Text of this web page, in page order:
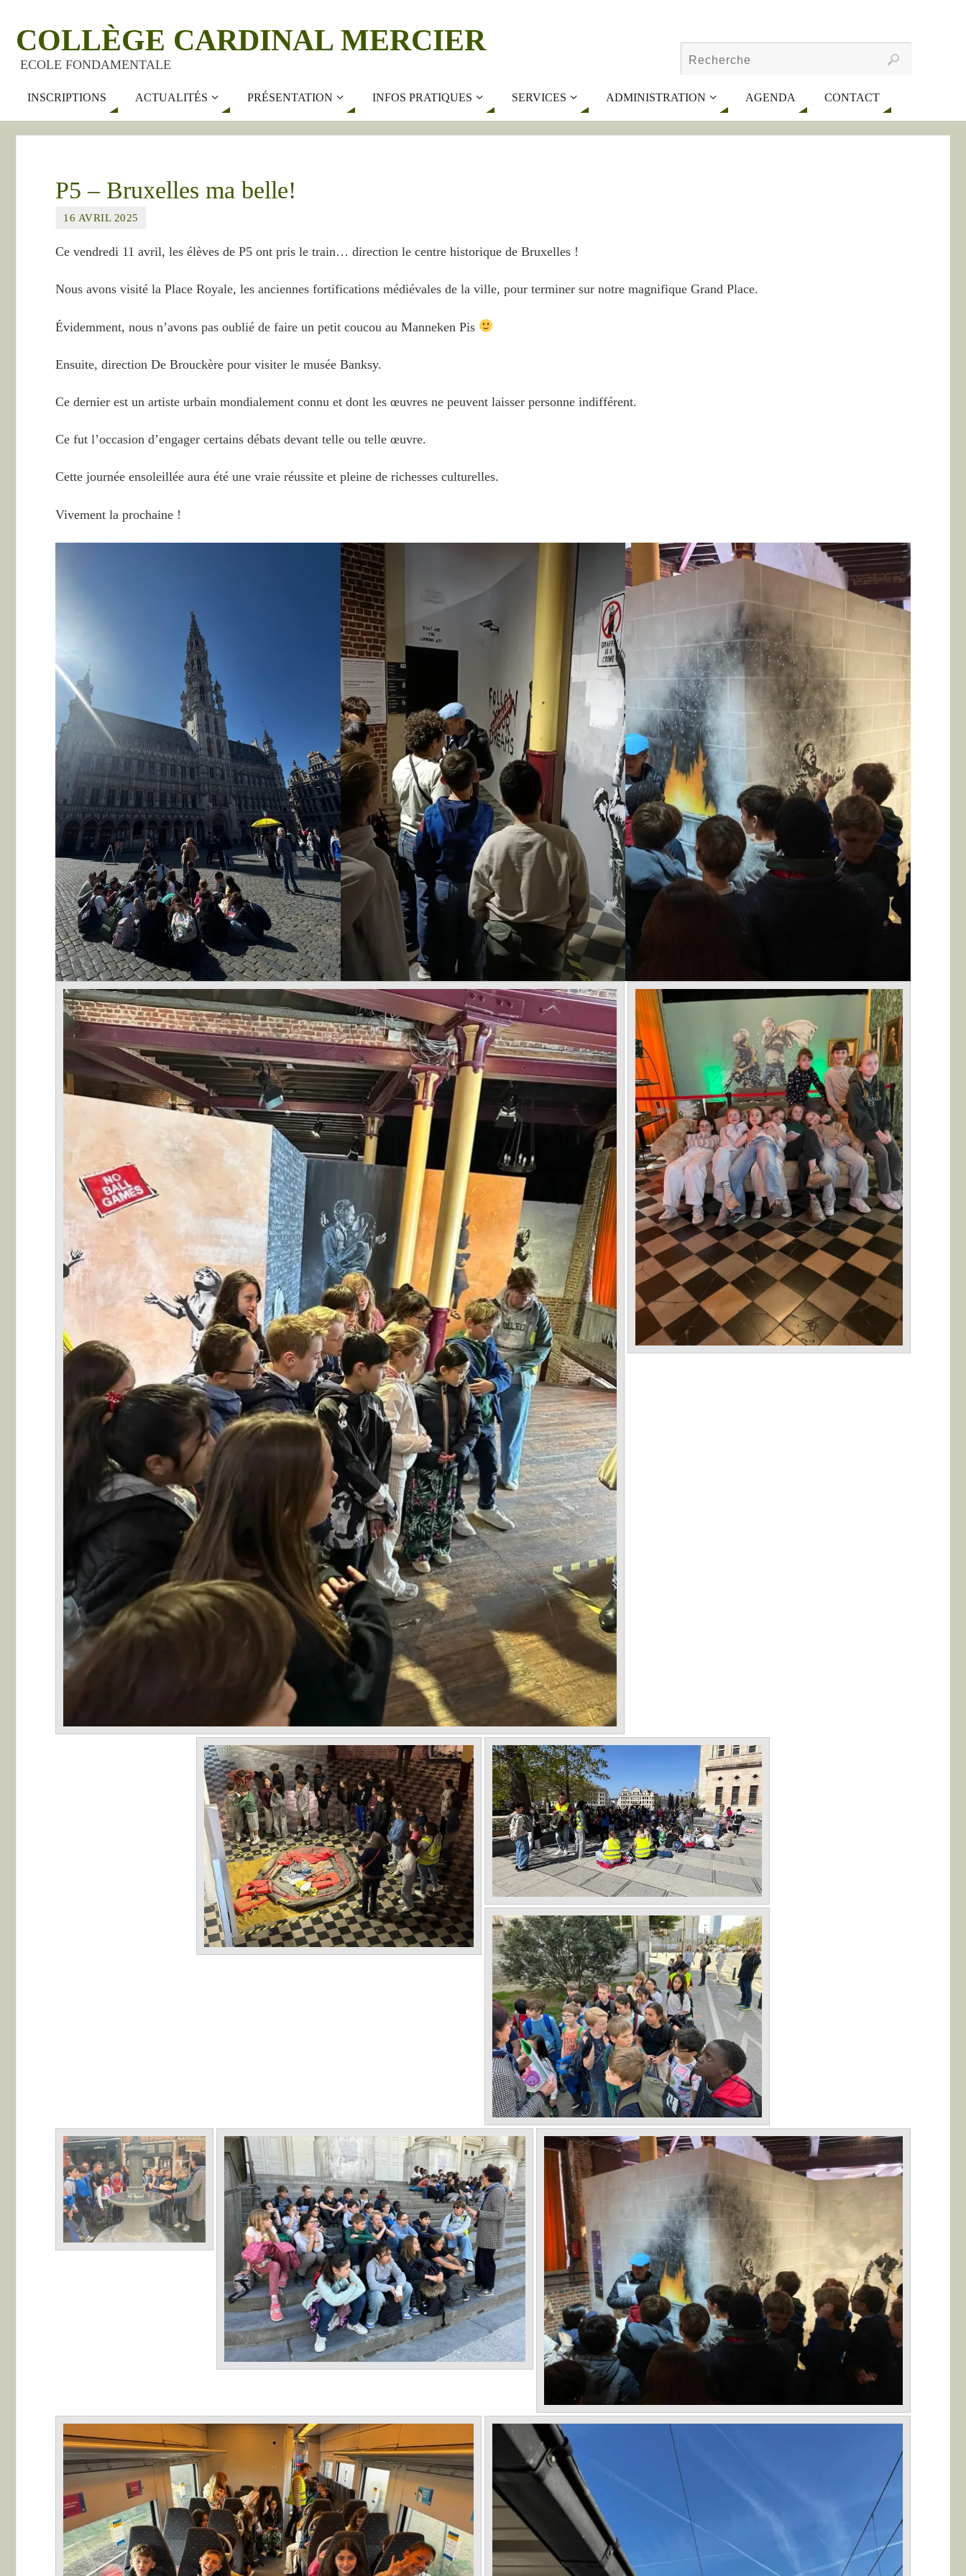
COLLÈGE CARDINAL MERCIER
ECOLE FONDAMENTALE
INSCRIPTIONS ACTUALITÉS PRÉSENTATION INFOS PRATIQUES SERVICES ADMINISTRATION AGENDA CONTACT
P5 – Bruxelles ma belle!
16 AVRIL 2025
Ce vendredi 11 avril, les élèves de P5 ont pris le train… direction le centre historique de Bruxelles !
Nous avons visité la Place Royale, les anciennes fortifications médiévales de la ville, pour terminer sur notre magnifique Grand Place.
Évidemment, nous n’avons pas oublié de faire un petit coucou au Manneken Pis
Ensuite, direction De Brouckère pour visiter le musée Banksy.
Ce dernier est un artiste urbain mondialement connu et dont les œuvres ne peuvent laisser personne indifférent.
Ce fut l’occasion d’engager certains débats devant telle ou telle œuvre.
Cette journée ensoleillée aura été une vraie réussite et pleine de richesses culturelles.
Vivement la prochaine !